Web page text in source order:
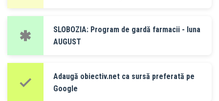
SLOBOZIA: Program de gardă farmacii - luna
AUGUST
Adaugă obiectiv.net ca sursă preferată pe
Google